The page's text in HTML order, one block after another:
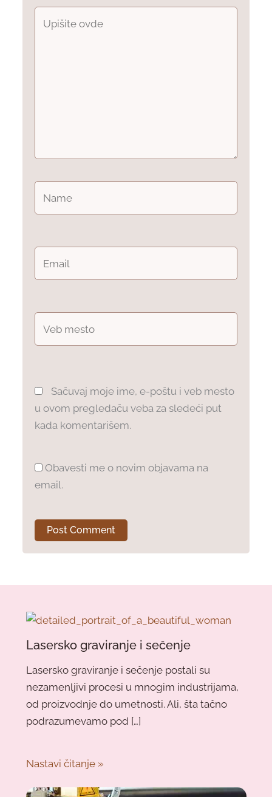
ovde
mesto
Sačuvaj moje ime, e-poštu i veb mesto
u ovom pregledaču veba za sledeći put
kada komentarišem.
Obavesti me o novim objavama na
email.
Lasersko graviranje i sečenje
Lasersko graviranje i sečenje postali su
nezamenljivi procesi u mnogim industrijama,
od proizvodnje do umetnosti. Ali, šta tačno
podrazumevamo pod […]
Nastavi čitanje »